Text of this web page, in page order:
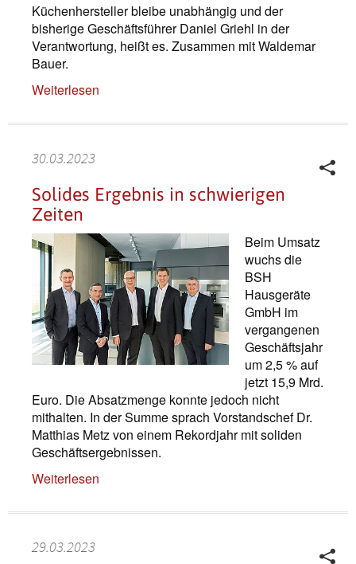
Küchenhersteller bleibe unabhängig und der
bisherige Geschäftsführer Daniel Griehl in der
Verantwortung, heißt es. Zusammen mit Waldemar
Bauer.
Weiterlesen
30.03.2023
Solides Ergebnis in schwierigen
Zeiten
Beim Umsatz
wuchs die
BSH
Hausgeräte
GmbH im
vergangenen
Geschäftsjahr
um 2,5 % auf
jetzt 15,9 Mrd.
Euro. Die Absatzmenge konnte jedoch nicht
mithalten. In der Summe sprach Vorstandschef Dr.
Matthias Metz von einem Rekordjahr mit soliden
Geschäftsergebnissen.
Weiterlesen
29.03.2023